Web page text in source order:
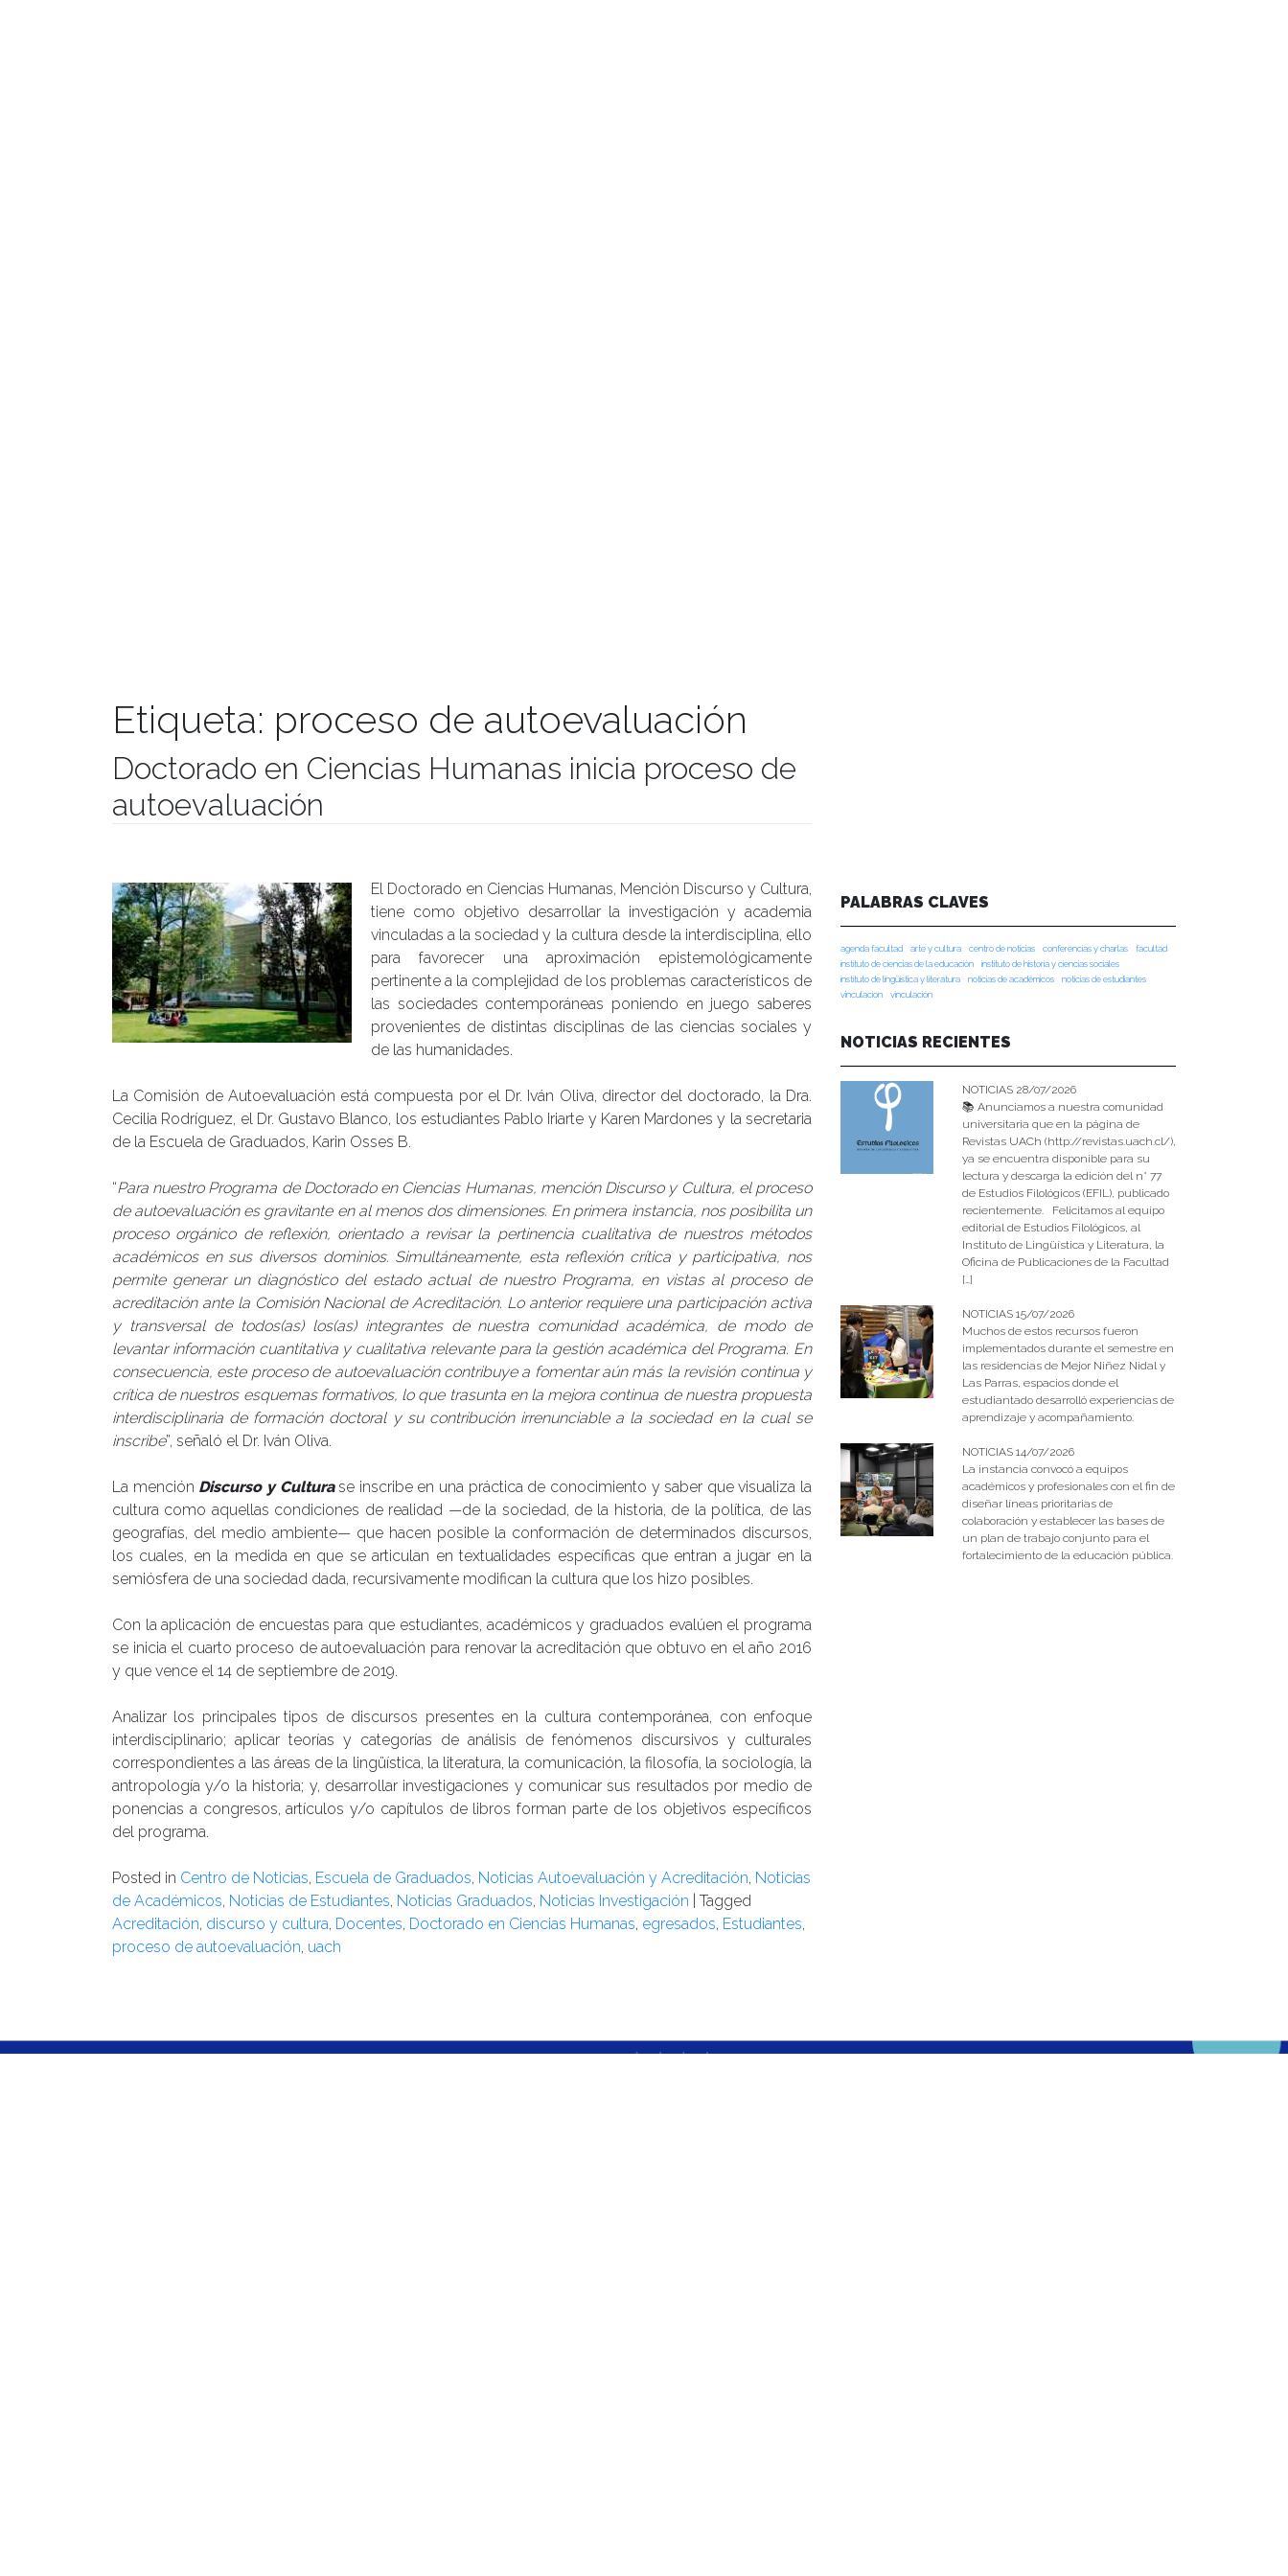
Etiqueta: proceso de autoevaluación
Doctorado en Ciencias Humanas inicia proceso de
autoevaluación
El Doctorado en Ciencias Humanas, Mención Discurso y Cultura,
tiene como objetivo desarrollar la investigación y academia
vinculadas a la sociedad y la cultura desde la interdisciplina, ello
para favorecer una aproximación epistemológicamente
pertinente a la complejidad de los problemas característicos de
las sociedades contemporáneas poniendo en juego saberes
provenientes de distintas disciplinas de las ciencias sociales y
de las humanidades.
La Comisión de Autoevaluación está compuesta por el Dr. Iván Oliva, director del doctorado, la Dra.
Cecilia Rodríguez, el Dr. Gustavo Blanco, los estudiantes Pablo Iriarte y Karen Mardones y la secretaria
de la Escuela de Graduados, Karin Osses B.
“Para nuestro Programa de Doctorado en Ciencias Humanas, mención Discurso y Cultura, el proceso
de autoevaluación es gravitante en al menos dos dimensiones. En primera instancia, nos posibilita un
proceso orgánico de reflexión, orientado a revisar la pertinencia cualitativa de nuestros métodos
académicos en sus diversos dominios. Simultáneamente, esta reflexión crítica y participativa, nos
permite generar un diagnóstico del estado actual de nuestro Programa, en vistas al proceso de
acreditación ante la Comisión Nacional de Acreditación. Lo anterior requiere una participación activa
y transversal de todos(as) los(as) integrantes de nuestra comunidad académica, de modo de
levantar información cuantitativa y cualitativa relevante para la gestión académica del Programa. En
consecuencia, este proceso de autoevaluación contribuye a fomentar aún más la revisión continua y
crítica de nuestros esquemas formativos, lo que trasunta en la mejora continua de nuestra propuesta
interdisciplinaria de formación doctoral y su contribución irrenunciable a la sociedad en la cual se
inscribe”, señaló el Dr. Iván Oliva.
La mención Discurso y Culturase inscribe en una práctica de conocimiento y saber que visualiza la
cultura como aquellas condiciones de realidad —de la sociedad, de la historia, de la política, de las
geografías, del medio ambiente— que hacen posible la conformación de determinados discursos,
los cuales, en la medida en que se articulan en textualidades específicas que entran a jugar en la
semiósfera de una sociedad dada, recursivamente modifican la cultura que los hizo posibles.
Con la aplicación de encuestas para que estudiantes, académicos y graduados evalúen el programa
se inicia el cuarto proceso de autoevaluación para renovar la acreditación que obtuvo en el año 2016
y que vence el 14 de septiembre de 2019.
Analizar los principales tipos de discursos presentes en la cultura contemporánea, con enfoque
interdisciplinario; aplicar teorías y categorías de análisis de fenómenos discursivos y culturales
correspondientes a las áreas de la lingüística, la literatura, la comunicación, la filosofía, la sociología, la
antropología y/o la historia; y, desarrollar investigaciones y comunicar sus resultados por medio de
ponencias a congresos, artículos y/o capítulos de libros forman parte de los objetivos específicos
del programa.
Posted in Centro de Noticias, Escuela de Graduados, Noticias Autoevaluación y Acreditación, Noticias
de Académicos, Noticias de Estudiantes, Noticias Graduados, Noticias Investigación
Tagged
Acreditación, discurso y cultura, Docentes, Doctorado en Ciencias Humanas, egresados, Estudiantes,
proceso de autoevaluación, uach
PALABRAS CLAVES
agenda facultad arte y cultura centro de noticias conferencias y charlas
facultad
instituto de ciencias de la educación
instituto de historia y ciencias sociales
instituto de lingüística y literatura
noticias de académicos
noticias de estudiantes
vinculacion
vinculación
NOTICIAS RECIENTES
NOTICIAS 28/07/2026
📚 Anunciamos a nuestra comunidad
universitaria que en la página de
Revistas UACh (http://revistas.uach.cl/),
ya se encuentra disponible para su
lectura y descarga la edición del n° 77
de Estudios Filológicos (EFIL), publicado
recientemente. Felicitamos al equipo
editorial de Estudios Filológicos, al
Instituto de Lingüística y Literatura, la
Oficina de Publicaciones de la Facultad
[…]
NOTICIAS 15/07/2026
Muchos de estos recursos fueron
implementados durante el semestre en
las residencias de Mejor Niñez Nidal y
Las Parras, espacios donde el
estudiantado desarrolló experiencias de
aprendizaje y acompañamiento.
NOTICIAS 14/07/2026
La instancia convocó a equipos
académicos y profesionales con el fin de
diseñar líneas prioritarias de
colaboración y establecer las bases de
un plan de trabajo conjunto para el
fortalecimiento de la educación pública.